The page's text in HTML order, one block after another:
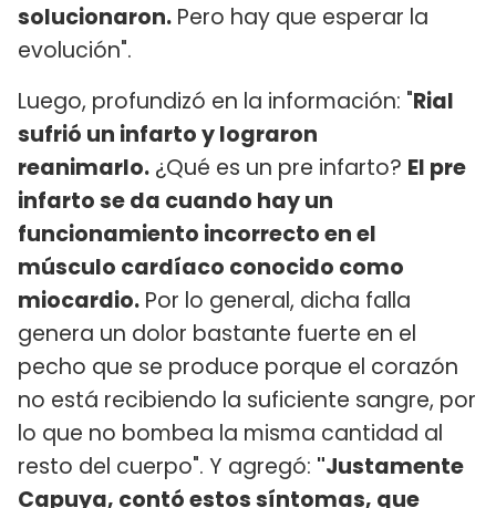
solucionaron. Pero hay que esperar la
evolución".
Luego, profundizó en la información: "Rial
sufrió un infarto y lograron
reanimarlo. ¿Qué es un pre infarto? El pre
infarto se da cuando hay un
funcionamiento incorrecto en el
músculo cardíaco conocido como
miocardio. Por lo general, dicha falla
genera un dolor bastante fuerte en el
pecho que se produce porque el corazón
no está recibiendo la suficiente sangre, por
lo que no bombea la misma cantidad al
resto del cuerpo". Y agregó: "Justamente
Capuya, contó estos síntomas, que